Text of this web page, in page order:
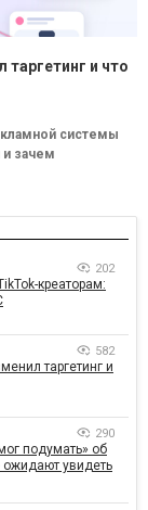
таргетинг и что
системы
и зачем
202
креаторам:
582
таргетинг и
290
подумать» об
ожидают увидеть